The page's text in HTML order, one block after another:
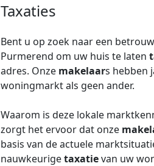
Taxaties
Bent u op zoek naar een
Purmerend om uw huis te laten
adres. Onze makelaars hebben
woningmarkt als geen ander.
Waarom is deze lokale
zorgt het ervoor dat onze
basis van de actuele
nauwkeurigetaxatievan uw